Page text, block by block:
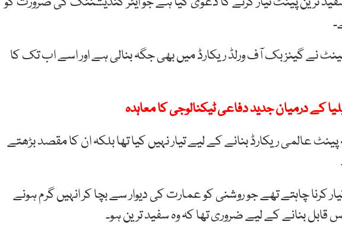
نے گینز بک آف ورلڈ ریکارڈ میں بھی جگہ بنالی ہے اور اسے اب تک کا
کے درمیان جدید دفاعی ٹیکنالوجی کا معاہدہ
عالمی ریکارڈ بنانے کے لیے تیار نہیں کیا تھا بلکہ ان کا مقصد بڑھتے
کرنا چاہتے تھے جو روشنی کو عمارت کی دیوار سے بچا کر انہیں گرم ہونے
بنانے کے لیے ضروری تھا کہ وہ سفید ترین ہو۔